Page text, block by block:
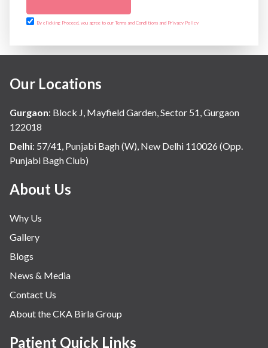
By clicking Proceed, you agree to our Terms and Conditions and Privacy Policy
Our Locations
Gurgaon: Block J, Mayfield Garden, Sector 51, Gurgaon
122018
Delhi: 57/41, Punjabi Bagh (W), New Delhi 110026 (Opp.
Punjabi Bagh Club)
About Us
Why Us
Gallery
Blogs
News & Media
Contact Us
About the CKA Birla Group
Patient Quick Links